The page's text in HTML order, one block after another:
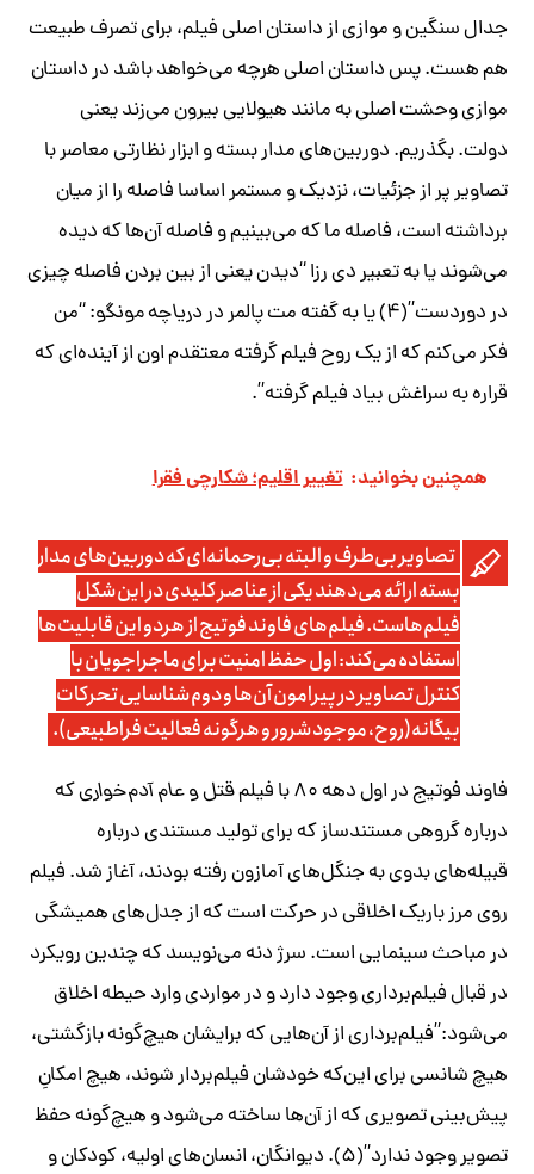
جدال سنگین و موازی از داستان اصلی فیلم، برای تصرف طبیعت
هم هست. پس داستان اصلی هرچه می‌خواهد باشد در داستان
موازی وحشت اصلی به مانند هیولایی بیرون می‌زند یعنی
دولت. بگذریم. دوربین‌های مدار بسته و ابزار نظارتی معاصر با
تصاویر پر از جزئیات، نزدیک و مستمر اساسا فاصله را از میان
برداشته است، فاصله ما که می‌بینیم و فاصله آن‌ها که دیده
می‌شوند یا به تعبیر دی رزا “دیدن یعنی از بین بردن فاصله چیزی
در دوردست”(۴) یا به گفته مت پالمر در
دریاچه مونگو: “من
فکر می‌کنم که از یک روح فیلم گرفته معتقدم اون از آینده‌ای که
قراره به سراغش بیاد فیلم گرفته”.
همچنین بخوانید: تغییر اقلیم؛ شکارچی فقرا
تصاویر بی‌طرف و البته بی‌رحمانه‌ای که دوربین‌های مدار
بسته ارائه می‌دهند یکی از عناصر کلیدی در این شکل
فیلم‌هاست. فیلم‌های فاوند فوتیج از هردو این قابلیت‌ها
استفاده می‌کند: اول حفظ امنیت برای ماجراجویان با
کنترل تصاویر در پیرامون آن‌ها و دوم شناسایی تحرکات
بیگانه(روح، موجود شرور و هرگونه فعالیت فراطبیعی).
فاوند فوتیج در اول دهه ۸۰ با فیلم قتل و عام آدم‌خواریکه
درباره گروهی مستندساز که برای تولید مستندی درباره
قبیله‌های بدوی به جنگل‌های آمازون رفته بودند، آغاز شد. فیلم
روی مرز باریک اخلاقی در حرکت است که از جدل‌های همیشگی
در مباحث سینمایی است. سرژ دنه می‌نویسد که چندین رویکرد
در قبال فیلم‌برداری وجود دارد و در مواردی وارد حیطه اخلاق
می‌شود:”فیلم‌برداری از آن‌هایی که برایشان هیچ‌گونه بازگشتی،
هیچ شانسی برای این‌که خودشان فیلم‌بردار شوند، هیچ امکانِ
پیش‌بینی تصویری که از آن‌ها ساخته می‌شود و هیچ‌گونه حفظ
تصویر وجود ندارد”(۵). دیوانگان، انسان‌های اولیه، کودکان و